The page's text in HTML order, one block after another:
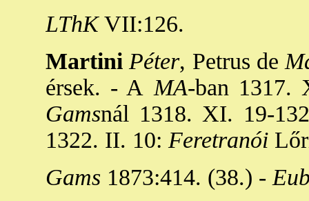
LThKVII:126.
Martini Péter, Petrus de
érsek. - A MA-ban 1317.
Gamsnál 1318. XI. 19-
1322. II. 10: Feretranói
Gams 1873:414. (38.) -